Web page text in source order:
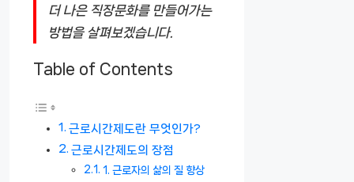
더 나은 직장문화를 만들어가는
방법을 살펴보겠습니다.
Table of Contents
근로시간제도란 무엇인가?
근로시간제도의 장점
1. 근로자의 삶의 질 향상